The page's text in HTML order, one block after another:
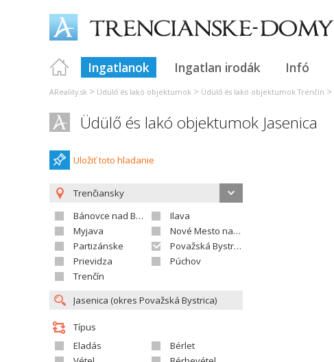
Ingatlanok Ingatlan irodák Infó
AReality.sk > Üdülő és lakó objektumok > Üdülő és lakó objektumok Trenčín >
Üdülő és lakó objektumok Jasenica
Uložiť toto hladanie
Trenčiansky
Bánovce nad Bebravou
Ilava
Myjava
Nové Mesto nad Váhom
Partizánske
Považská Bystrica
Prievidza
Púchov
Trenčín
Típus
Eladás
Bérlet